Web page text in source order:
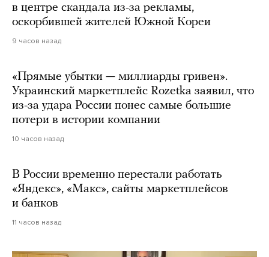
в центре скандала из-за рекламы,
оскорбившей жителей Южной Кореи
9 часов назад
«Прямые убытки — миллиарды гривен».
Украинский маркетплейс Rozetka заявил, что
из-за удара России понес самые большие
потери в истории компании
10 часов назад
В России временно перестали работать
«Яндекс», «Макс», сайты маркетплейсов
и банков
11 часов назад